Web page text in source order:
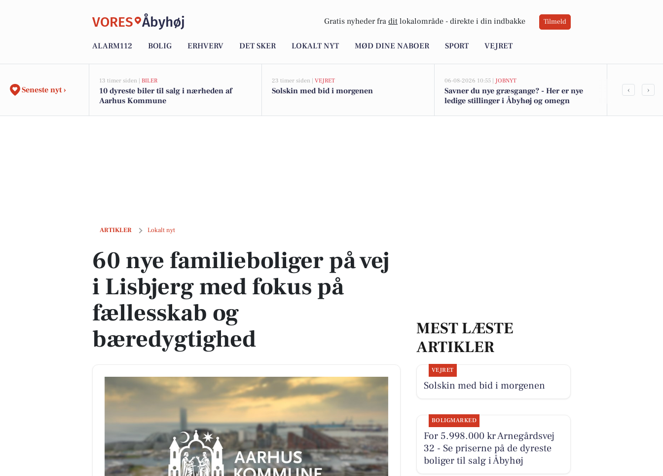
VORES Åbyhøj Gratis nyheder fra dit lokalområde - direkte i din indbakke Tilmeld
ALARM112 BOLIG ERHVERV DET SKER LOKALT NYT MØD DINE NABOER SPORT VEJRET
Seneste nyt ›
13 timer siden | BILER
10 dyreste biler til salg i nærheden af
Aarhus Kommune
23 timer siden | VEJRET
Solskin med bid i morgenen
06-08-2026 10:55 | JOBNYT
Savner du nye græsgange? - Her er nye
ledige stillinger i Åbyhøj og omegn
Top 6 over
‹ ›
ARTIKLER Lokalt nyt
60 nye familieboliger på vej i Lisbjerg med fokus på fællesskab og bæredygtighed
60 nye familieboliger på vej
i Lisbjerg med fokus på
fællesskab og
bæredygtighed
MEST LÆSTE
ARTIKLER
VEJRET
Solskin med bid i morgenen
BOLIGMARKED
For 5.998.000 kr Arnegårdsvej
32 - Se priserne på de dyreste
boliger til salg i Åbyhøj